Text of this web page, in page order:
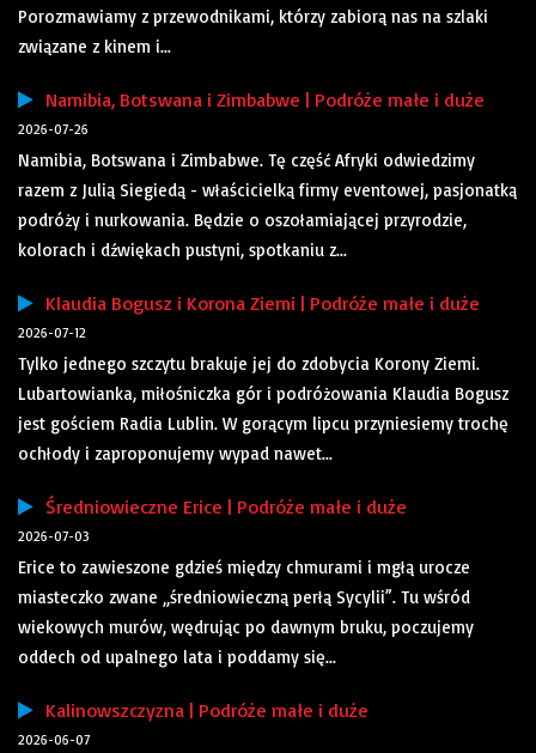
Porozmawiamy z przewodnikami, którzy zabiorą nas na szlaki
związane z kinem i...
Namibia, Botswana i Zimbabwe | Podróże małe i duże
2026-07-26
Namibia, Botswana i Zimbabwe. Tę część Afryki odwiedzimy
razem z Julią Siegiedą - właścicielką firmy eventowej, pasjonatką
podróży i nurkowania. Będzie o oszołamiającej przyrodzie,
kolorach i dźwiękach pustyni, spotkaniu z...
Klaudia Bogusz i Korona Ziemi | Podróże małe i duże
2026-07-12
Tylko jednego szczytu brakuje jej do zdobycia Korony Ziemi.
Lubartowianka, miłośniczka gór i podróżowania Klaudia Bogusz
jest gościem Radia Lublin. W gorącym lipcu przyniesiemy trochę
ochłody i zaproponujemy wypad nawet...
Średniowieczne Erice | Podróże małe i duże
2026-07-03
Erice to zawieszone gdzieś między chmurami i mgłą urocze
miasteczko zwane „średniowieczną perłą Sycylii”. Tu wśród
wiekowych murów, wędrując po dawnym bruku, poczujemy
oddech od upalnego lata i poddamy się...
Kalinowszczyzna | Podróże małe i duże
2026-06-07